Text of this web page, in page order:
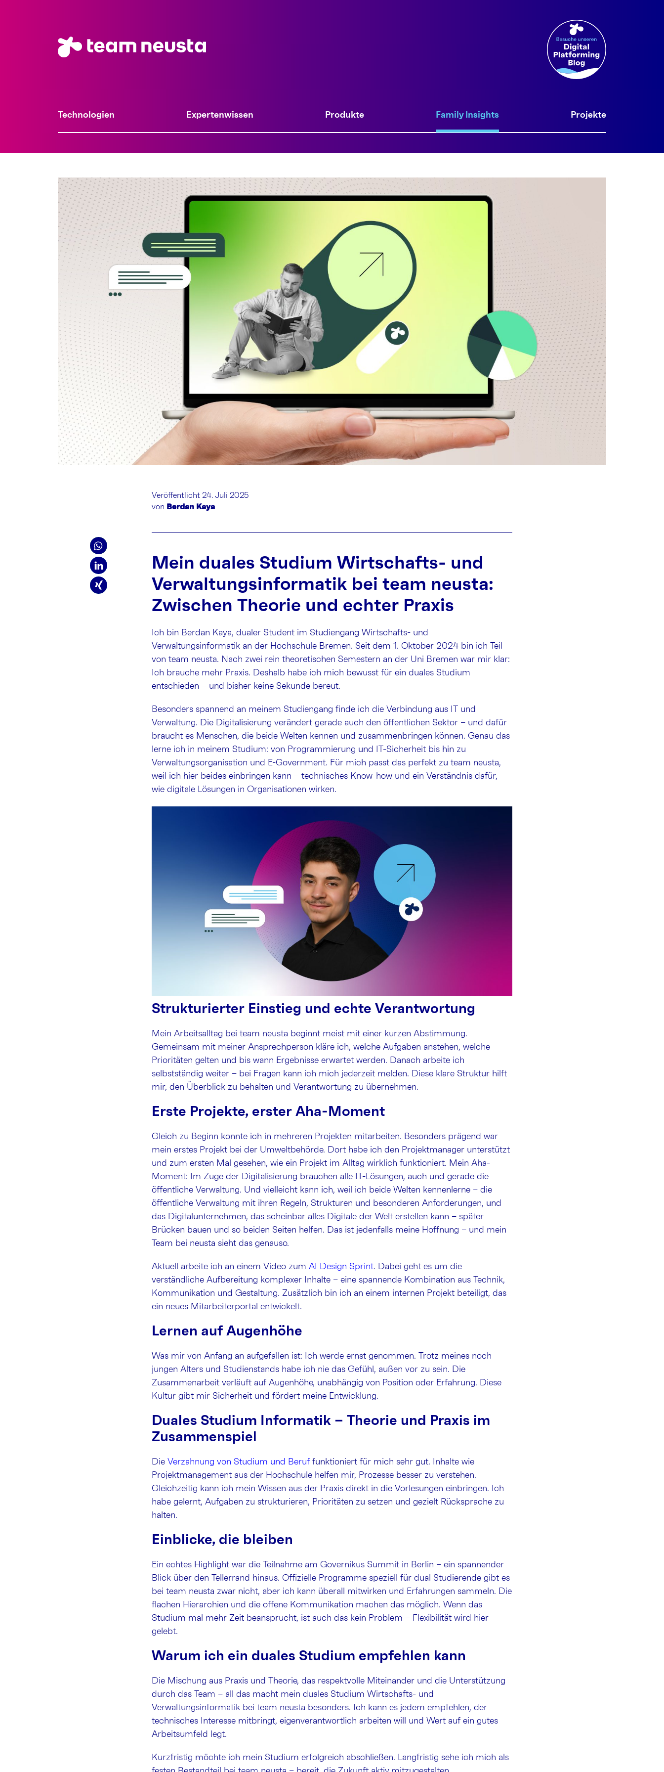
Technologien Expertenwissen Produkte Family Insights Projekte
Veröffentlicht 24. Juli 2025
von Berdan Kaya
Mein duales Studium Wirtschafts- und
Verwaltungsinformatik bei team neusta:
Zwischen Theorie und echter Praxis
Ich bin Berdan Kaya, dualer Student im Studiengang Wirtschafts- und
Verwaltungsinformatik an der Hochschule Bremen. Seit dem 1. Oktober 2024 bin ich Teil
von team neusta. Nach zwei rein theoretischen Semestern an der Uni Bremen war mir klar:
Ich brauche mehr Praxis. Deshalb habe ich mich bewusst für ein duales Studium
entschieden – und bisher keine Sekunde bereut.
Besonders spannend an meinem Studiengang finde ich die Verbindung aus IT und
Verwaltung. Die Digitalisierung verändert gerade auch den öffentlichen Sektor – und dafür
braucht es Menschen, die beide Welten kennen und zusammenbringen können. Genau das
lerne ich in meinem Studium: von Programmierung und IT-Sicherheit bis hin zu
Verwaltungsorganisation und E-Government. Für mich passt das perfekt zu team neusta,
weil ich hier beides einbringen kann – technisches Know-how und ein Verständnis dafür,
wie digitale Lösungen in Organisationen wirken.
Strukturierter Einstieg und echte Verantwortung
Mein Arbeitsalltag bei team neusta beginnt meist mit einer kurzen Abstimmung.
Gemeinsam mit meiner Ansprechperson kläre ich, welche Aufgaben anstehen, welche
Prioritäten gelten und bis wann Ergebnisse erwartet werden. Danach arbeite ich
selbstständig weiter – bei Fragen kann ich mich jederzeit melden. Diese klare Struktur hilft
mir, den Überblick zu behalten und Verantwortung zu übernehmen.
Erste Projekte, erster Aha-Moment
Gleich zu Beginn konnte ich in mehreren Projekten mitarbeiten. Besonders prägend war
mein erstes Projekt bei der Umweltbehörde. Dort habe ich den Projektmanager unterstützt
und zum ersten Mal gesehen, wie ein Projekt im Alltag wirklich funktioniert. Mein Aha-
Moment: Im Zuge der Digitalisierung brauchen alle IT-Lösungen, auch und gerade die
öffentliche Verwaltung. Und vielleicht kann ich, weil ich beide Welten kennenlerne – die
öffentliche Verwaltung mit ihren Regeln, Strukturen und besonderen Anforderungen, und
das Digitalunternehmen, das scheinbar alles Digitale der Welt erstellen kann – später
Brücken bauen und so beiden Seiten helfen. Das ist jedenfalls meine Hoffnung – und mein
Team bei neusta sieht das genauso.
Aktuell arbeite ich an einem Video zum AI Design Sprint. Dabei geht es um die
verständliche Aufbereitung komplexer Inhalte – eine spannende Kombination aus Technik,
Kommunikation und Gestaltung. Zusätzlich bin ich an einem internen Projekt beteiligt, das
ein neues Mitarbeiterportal entwickelt.
Lernen auf Augenhöhe
Was mir von Anfang an aufgefallen ist: Ich werde ernst genommen. Trotz meines noch
jungen Alters und Studienstands habe ich nie das Gefühl, außen vor zu sein. Die
Zusammenarbeit verläuft auf Augenhöhe, unabhängig von Position oder Erfahrung. Diese
Kultur gibt mir Sicherheit und fördert meine Entwicklung.
Duales Studium Informatik – Theorie und Praxis im
Zusammenspiel
Die Verzahnung von Studium und Beruf funktioniert für mich sehr gut. Inhalte wie
Projektmanagement aus der Hochschule helfen mir, Prozesse besser zu verstehen.
Gleichzeitig kann ich mein Wissen aus der Praxis direkt in die Vorlesungen einbringen. Ich
habe gelernt, Aufgaben zu strukturieren, Prioritäten zu setzen und gezielt Rücksprache zu
halten.
Einblicke, die bleiben
Ein echtes Highlight war die Teilnahme am Governikus Summit in Berlin – ein spannender
Blick über den Tellerrand hinaus. Offizielle Programme speziell für dual Studierende gibt es
bei team neusta zwar nicht, aber ich kann überall mitwirken und Erfahrungen sammeln. Die
flachen Hierarchien und die offene Kommunikation machen das möglich. Wenn das
Studium mal mehr Zeit beansprucht, ist auch das kein Problem – Flexibilität wird hier
gelebt.
Warum ich ein duales Studium empfehlen kann
Die Mischung aus Praxis und Theorie, das respektvolle Miteinander und die Unterstützung
durch das Team – all das macht mein duales Studium Wirtschafts- und
Verwaltungsinformatik bei team neusta besonders. Ich kann es jedem empfehlen, der
technisches Interesse mitbringt, eigenverantwortlich arbeiten will und Wert auf ein gutes
Arbeitsumfeld legt.
Kurzfristig möchte ich mein Studium erfolgreich abschließen. Langfristig sehe ich mich als